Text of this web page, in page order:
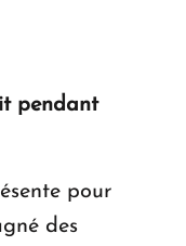
pendant
pour
des